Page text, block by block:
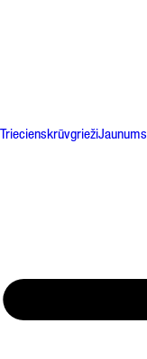
TriecienskrūvgriežiJaunums